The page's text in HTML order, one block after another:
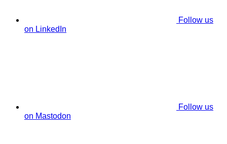
Follow us
on LinkedIn
Follow us
on Mastodon